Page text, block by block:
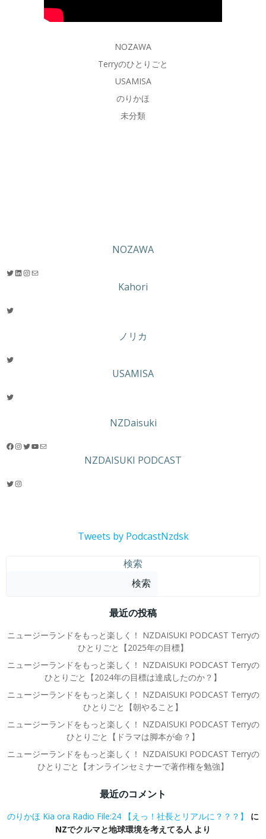
NOZAWA
Terryのひとりごと
USAMISA
のりかほ
未分類
NOZAWA
Twitter LinkedIn Instagramメール
Kahori
Twitter
ノリカ
Twitter
USAMISA
Twitter
NZDaisuki
Facebook InstagramTwitter YouTube メール
NZDAISUKI PODCAST
Twitter Instagram
Tweets by PodcastNzdsk
検索
検索
最近の投稿
ニュージーランドをもっと楽しく！ NZDAISUKI PODCAST Terryの
ひとりごと【2025年の目標】
ニュージーランドをもっと楽しく！ NZDAISUKI PODCAST Terryの
ひとりごと【2024年の目標は達成したのか？】
ニュージーランドをもっと楽しく！ NZDAISUKI PODCAST Terryの
ひとりごと【朝やること】
ニュージーランドをもっと楽しく！ NZDAISUKI PODCAST Terryの
ひとりごと【ドラマは脚本が命？】
ニュージーランドをもっと楽しく！ NZDAISUKI PODCAST Terryの
ひとりごと【オンラインセミナーで著作権を勉強】
最近のコメント
のりかほ Kia ora Radio File:24 【えっ！社長とリアルに？？？】
に
NZでクルマと地球環境を考えてる人 より